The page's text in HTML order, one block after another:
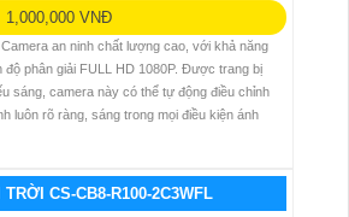
1,000,000 VNĐ
an ninh chất lượng cao, với khả năng
độ phân giải FULL HD 1080P. Được trang bị
sáng, camera này có thể tự động điều chỉnh
luôn rõ ràng, sáng trong mọi điều kiện ánh
CS-CB8-R100-2C3WFL